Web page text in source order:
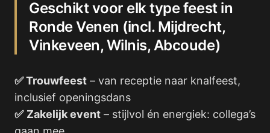
Geschikt voor elk type feest in
Ronde Venen (incl. Mijdrecht,
Vinkeveen, Wilnis, Abcoude)
✅ Trouwfeest – van receptie naar knalfeest,
inclusief openingsdans
✅ Zakelijk event – stijlvol én energiek: collega’s